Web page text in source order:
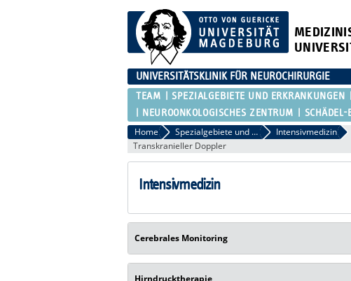
UNIVERSITÄTSKLINIK FÜR NEUROCHIRURGIE
TEAM SPEZIALGEBIETE UND ERKRANKUNGEN
NEUROONKOLOGISCHES ZENTRUM
Home Spezialgebiete und Erkrankungen Intensivmedizin
Transkranieller Doppler
Intensivmedizin
Cerebrales Monitoring
Hirndrucktherapie